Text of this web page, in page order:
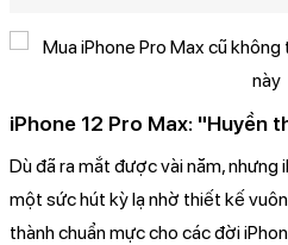
iPhone 12 Pro Max: "Huyền
Dù đã ra mắt được vài năm, nhưng
một sức hút kỳ lạ nhờ thiết kế
thành chuẩn mực cho các đời